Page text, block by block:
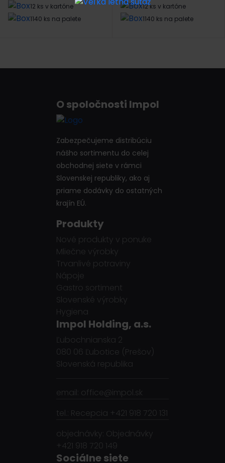
12 ks v kartóne
1140 ks na palete
12 ks v kartóne
1140 ks na palete
O spoločnosti Impol
Zabezpečujeme distribúciu
nášho sortimentu do celej
obchodnej siete v rámci
Slovenskej republiky, ako aj
priame dodávky do ostatných
krajín EÚ.
Produkty
Nové produkty v ponuke
Mliečne výrobky
Trvanlivé potraviny
Nápoje
Gastro sortiment
Slovenské výrobky
Hygiena
Impol Holding, a.s.
Ľubochnianska 2
080 06 Ľubotice (Prešov)
Slovenská republika
email: office@impol.sk
tel.: Recepcia +421 918 720 131
objednávky: Objednávky
+421 918 720 149
Sociálne siete